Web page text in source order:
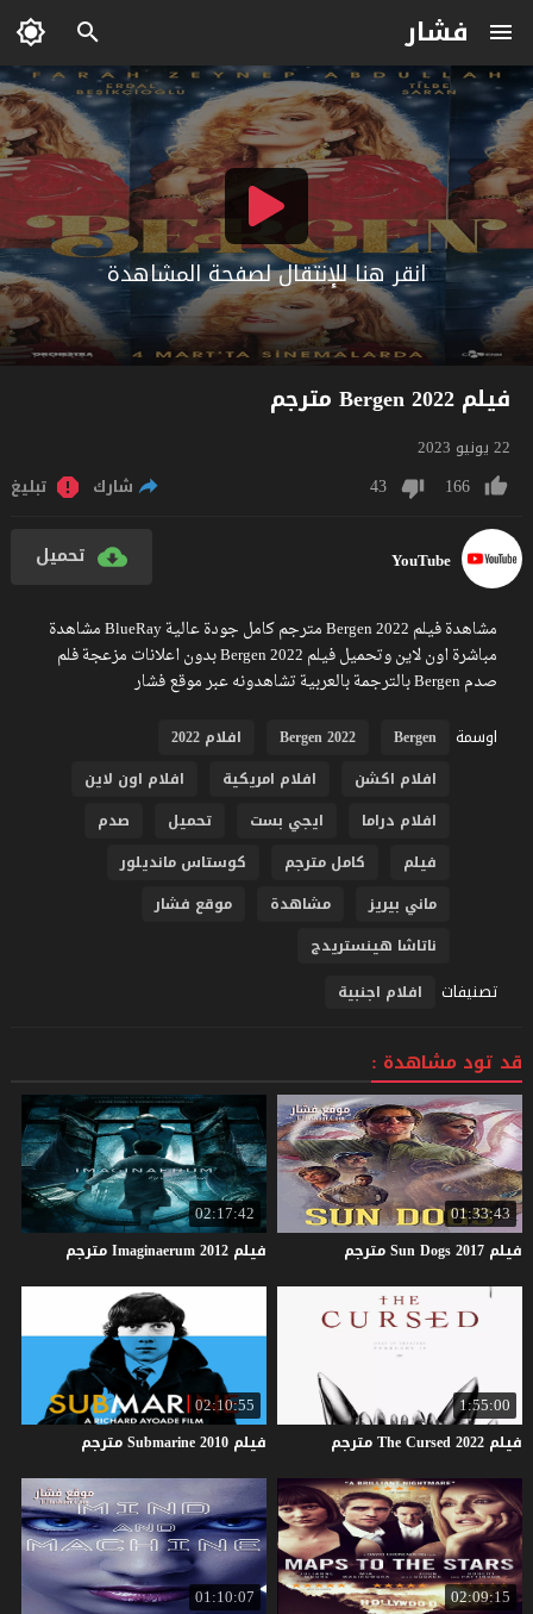
فشار
انقر هنا للإنتقال لصفحة المشاهدة
فيلم Bergen 2022 مترجم
22 يونيو 2023
166
43 شارك تبليغ
YouTube تحميل
مشاهدة فيلم Bergen 2022 مترجم كامل جودة عالية BlueRay مشاهدة
مباشرة اون لاين وتحميل فيلم Bergen 2022 بدون اعلانات مزعجة فلم
صدم Bergen بالترجمة بالعربية تشاهدونه عبر موقع فشار
اوسمة
Bergen
Bergen 2022
افلام 2022
افلام اكشن
افلام امريكية
افلام اون لاين
افلام دراما
ايجي بست تحميل
صدم
فيلم
كامل مترجم
كوستاس مانديلور
ماني بيريز
مشاهدة
موقع فشار
ناتاشا هينستريدج
تصنيفات افلام اجنبية
قد تود مشاهدة :
01:33:43
فيلم SunDogs2017 مترجم
02:17:42
فيلم Imaginaerum2012 مترجم
1:55:00
فيلم TheCursed2022 مترجم
02:10:55
فيلم Submarine2010 مترجم
02:09:15
01:10:07